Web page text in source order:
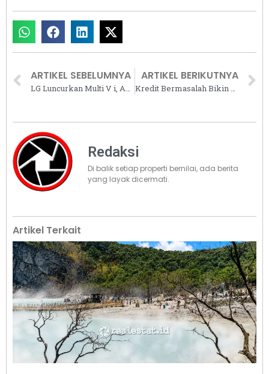
ARTIKEL SEBELUMNYA
LG Luncurkan Multi V i, AC Hemat Energi untuk Komersial Berbasis Teknologi Artificial Intelligence
ARTIKEL BERIKUTNYA
Kredit Bermasalah Bikin Bank Resah, Saatnya Legal Action!
Redaksi
Di balik setiap properti bernilai, ada berita
yang layak dicermati.
Artikel Terkait